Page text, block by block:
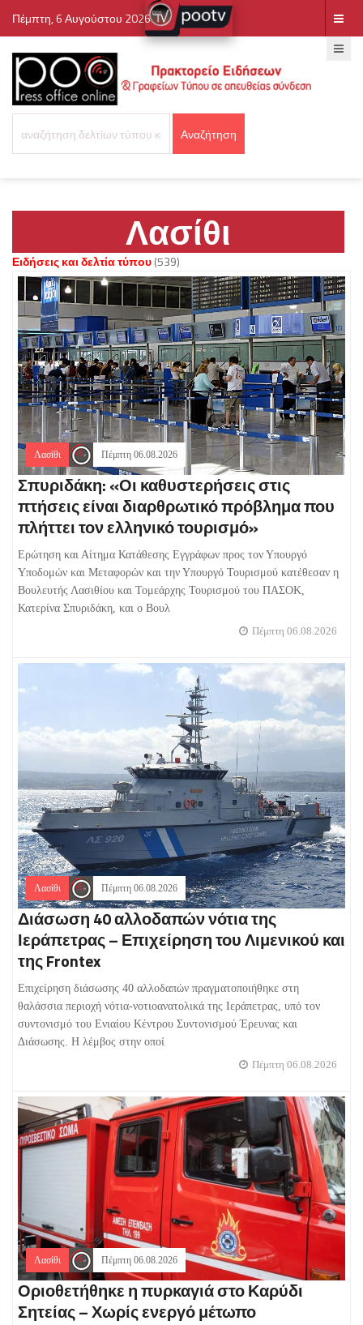
Πέμπτη, 6 Αυγούστου 2026
Λασίθι
Ειδήσεις και δελτία τύπου(539)
Λασίθι Πέμπτη 06.08.2026
Σπυριδάκη: «Οι καθυστερήσεις στις
πτήσεις είναι διαρθρωτικό πρόβλημα που
πλήττει τον ελληνικό τουρισμό»
Ερώτηση και Αίτημα Κατάθεσης Εγγράφων προς τον Υπουργό
Υποδομών και Μεταφορών και την Υπουργό Τουρισμού κατέθεσαν η
Βουλευτής Λασιθίου και Τομεάρχης Τουρισμού του ΠΑΣΟΚ,
Κατερίνα Σπυριδάκη, και ο Βουλ
Πέμπτη 06.08.2026
Λασίθι Πέμπτη 06.08.2026
Διάσωση 40 αλλοδαπών νότια της
Ιεράπετρας – Επιχείρηση του Λιμενικού και
της Frontex
Επιχείρηση διάσωσης 40 αλλοδαπών πραγματοποιήθηκε στη
θαλάσσια περιοχή νότια-νοτιοανατολικά της Ιεράπετρας, υπό τον
συντονισμό του Ενιαίου Κέντρου Συντονισμού Έρευνας και
Διάσωσης. Η λέμβος στην οποί
Πέμπτη 06.08.2026
Λασίθι Πέμπτη 06.08.2026
Οριοθετήθηκε η πυρκαγιά στο Καρύδι
Σητείας – Χωρίς ενεργό μέτωπο